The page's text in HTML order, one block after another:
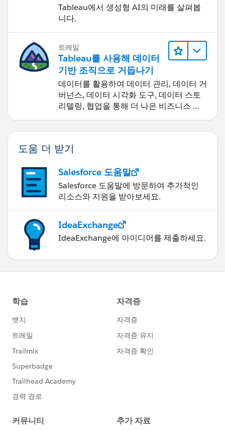
Tableau에서 생성형 AI의 미래를 살펴봅
니다.
트레일
Tableau를 사용해 데이터
기반 조직으로 거듭나기
데이터를 활용하여 데이터 관리, 데이터 거
버넌스, 데이터 시각화 도구, 데이터 스토
리텔링, 협업을 통해 더 나은 비즈니스 성
도움 더 받기
Salesforce 도움말
Salesforce 도움말에 방문하여 추가적인
리소스와 지원을 받아보세요.
IdeaExchange
IdeaExchange에 아이디어를 제출하세요.